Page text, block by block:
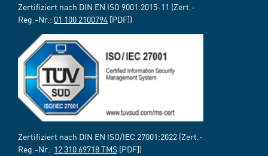
Zertifiziert nach DIN EN ISO 9001:2015-11 (Zert.-
Reg.-Nr.: 01 100 2100794 [PDF])
Zertifiziert nach DIN EN ISO/IEC 27001:2022 (Zert.-
Reg.-Nr.: 12 310 69718 TMS [PDF])